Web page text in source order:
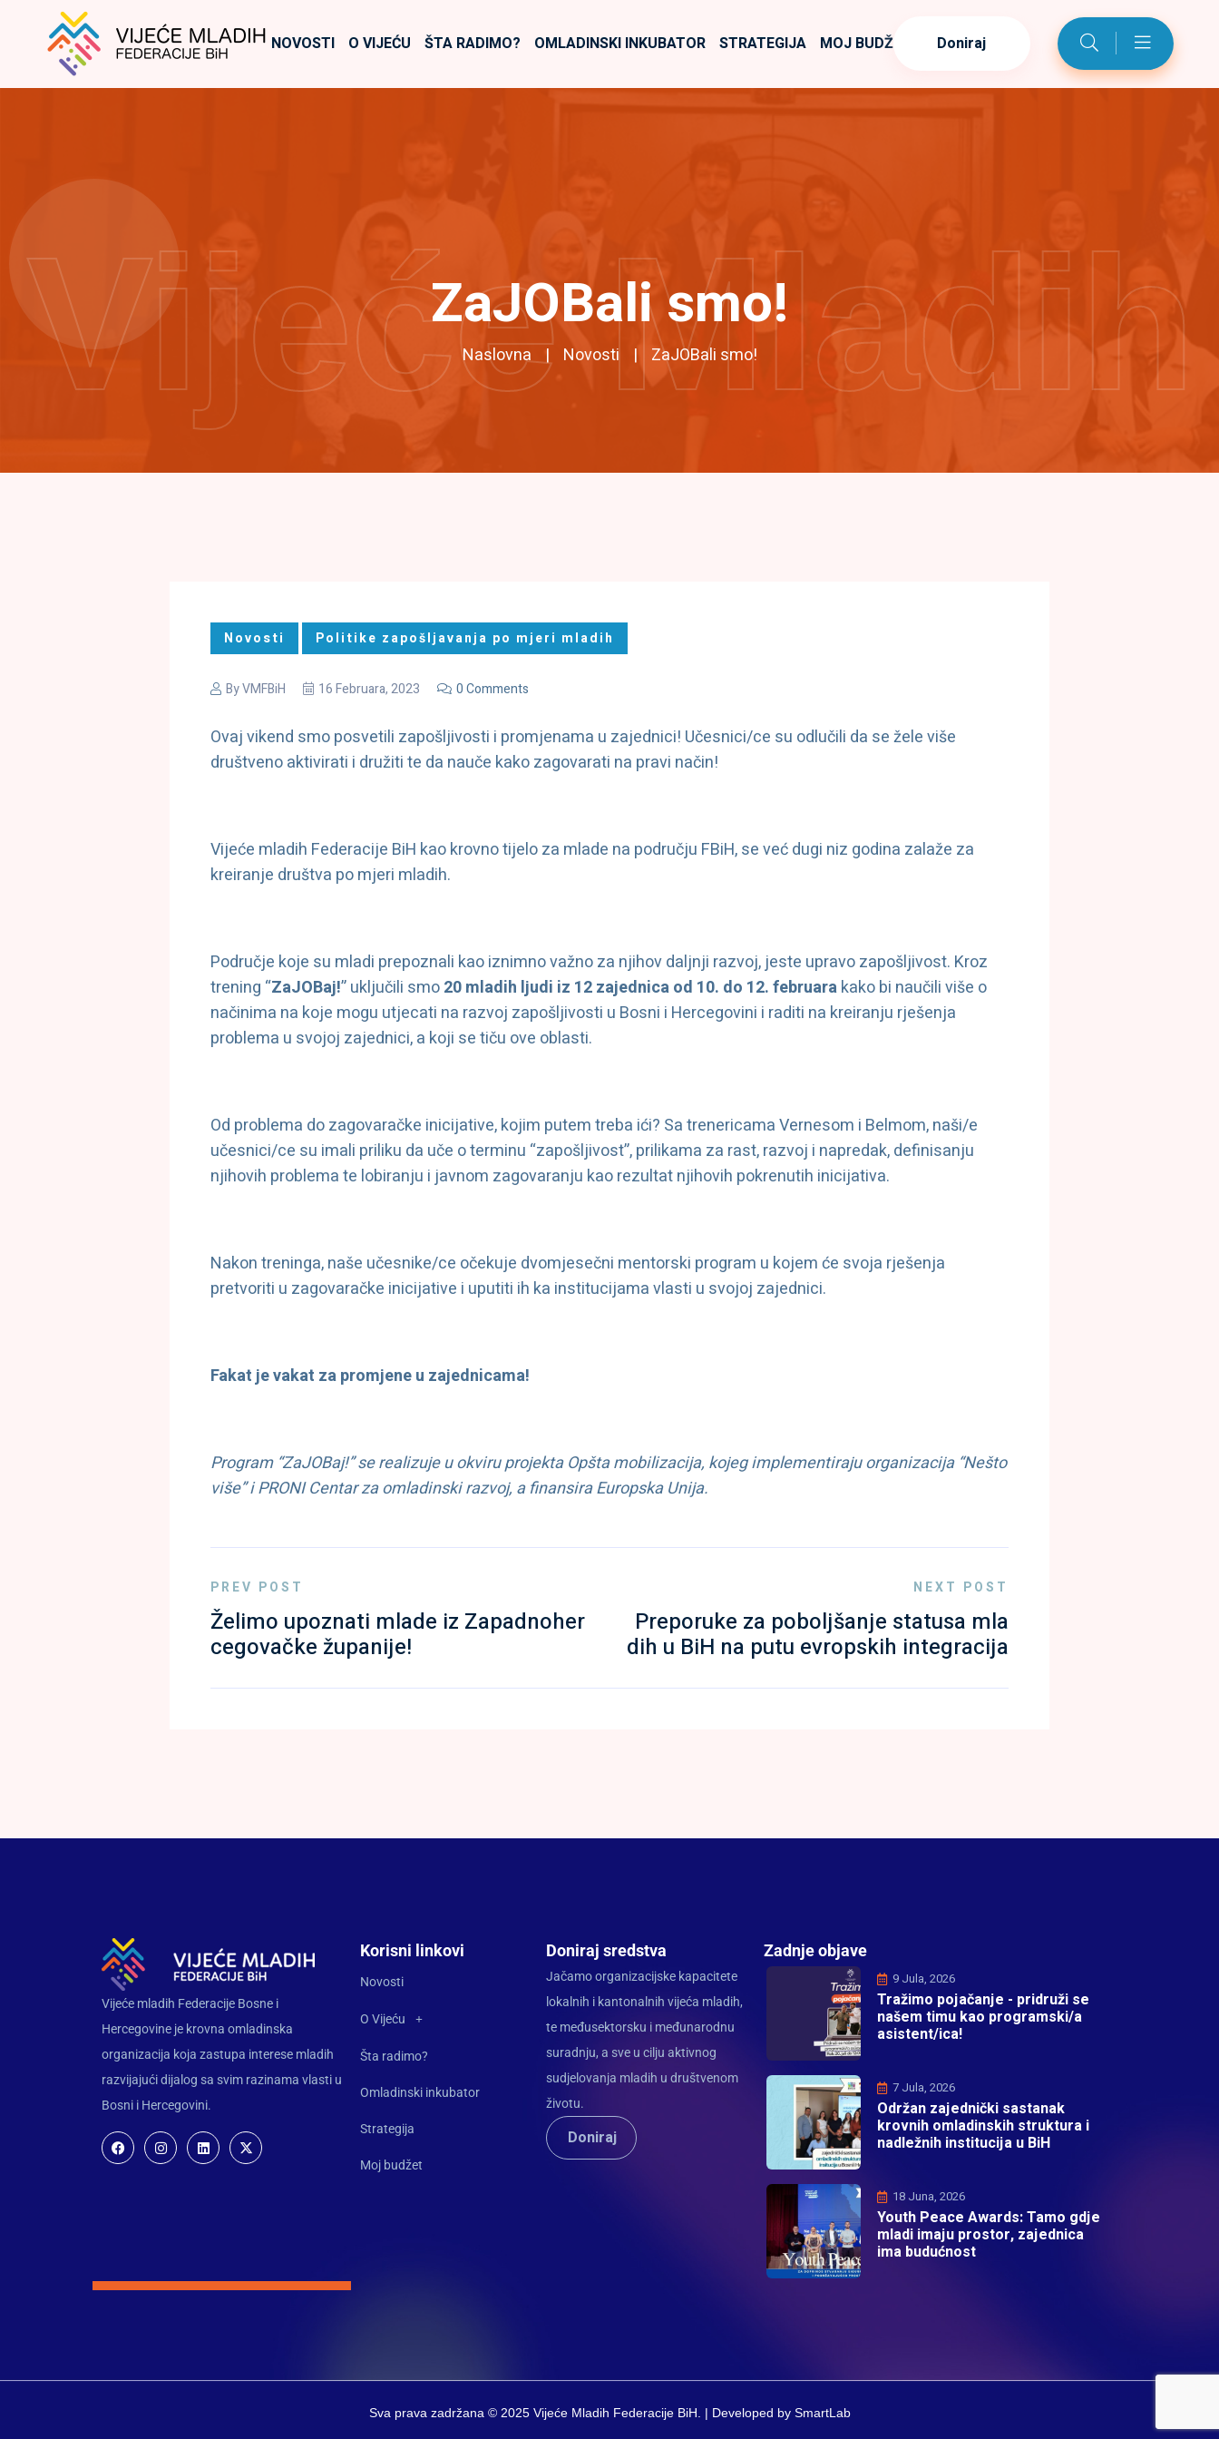
NOVOSTI O VIJEĆU ŠTA RADIMO? OMLADINSKI INKUBATOR STRATEGIJA MOJ BUDŽET Doniraj
ZaJOBali smo!
Naslovna Novosti ZaJOBali smo!
Vijeće Mladih
Novosti Politike zapošljavanja po mjeri mladih
ByVMFBiH 16 Februara, 2023 0 Comments
Ovaj vikend smo posvetili zapošljivosti i promjenama u zajednici! Učesnici/ce su odlučili da se žele više
društveno aktivirati i družiti te da nauče kako zagovarati na pravi način!
Vijeće mladih Federacije BiH kao krovno tijelo za mlade na području FBiH, se već dugi niz godina zalaže za
kreiranje društva po mjeri mladih.
Područje koje su mladi prepoznali kao iznimno važno za njihov daljnji razvoj, jeste upravo zapošljivost. Kroz
trening “ZaJOBaj!” uključili smo20 mladih ljudi iz 12 zajednica od 10. do 12. februarakako bi naučili više o
načinima na koje mogu utjecati na razvoj zapošljivosti u Bosni i Hercegovini i raditi na kreiranju rješenja
problema u svojoj zajednici, a koji se tiču ove oblasti.
Od problema do zagovaračke inicijative, kojim putem treba ići? Sa trenericama Vernesom i Belmom, naši/e
učesnici/ce su imali priliku da uče o terminu “zapošljivost”, prilikama za rast, razvoj i napredak, definisanju
njihovih problema te lobiranju i javnom zagovaranju kao rezultat njihovih pokrenutih inicijativa.
Nakon treninga, naše učesnike/ce očekuje dvomjesečni mentorski program u kojem će svoja rješenja
pretvoriti u zagovaračke inicijative i uputiti ih ka institucijama vlasti u svojoj zajednici.
Fakat je vakat za promjene u zajednicama!
Program “ZaJOBaj!” se realizuje u okviru projekta Opšta mobilizacija, kojeg implementiraju organizacija “Nešto
više” i PRONI Centar za omladinski razvoj, a finansira Europska Unija.
PREV POST
Želimo upoznati mlade iz Zapadnoher
cegovačke županije!
NEXT POST
Preporuke za poboljšanje statusa mla
dih u BiH na putu evropskih integracija
Vijeće mladih Federacije Bosne i
Hercegovine je krovna omladinska
organizacija koja zastupa interese mladih
razvijajući dijalog sa svim razinama vlasti u
Bosni i Hercegovini.
Korisni linkovi
Novosti
O Vijeću
Šta radimo?
Omladinski inkubator
Strategija
Moj budžet
Doniraj sredstva
Jačamo organizacijske kapacitete
lokalnih i kantonalnih vijeća mladih,
te međusektorsku i međunarodnu
suradnju, a sve u cilju aktivnog
sudjelovanja mladih u društvenom
životu.
Doniraj
Zadnje objave
9 Jula, 2026
Tražimo pojačanje - pridruži se
našem timu kao programski/a
asistent/ica!
7 Jula, 2026
Održan zajednički sastanak
krovnih omladinskih struktura i
nadležnih institucija u BiH
18 Juna, 2026
Youth Peace Awards: Tamo gdje
mladi imaju prostor, zajednica
ima budućnost
Sva prava zadržana © 2025 Vijeće Mladih Federacije BiH. | Developed by SmartLab